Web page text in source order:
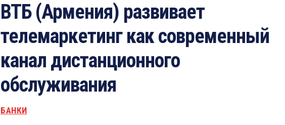
ВТБ (Армения) развивает
телемаркетинг как современный
канал дистанционного
обслуживания
БАНКИ